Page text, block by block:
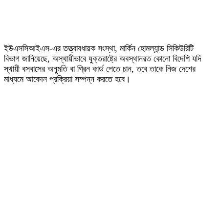
ইউএসসিআইএস-এর তত্ত্বাবধায়ক সংস্থা, মার্কিন হোমল্যান্ড সিকিউরিটি
বিভাগ জানিয়েছে, অস্থায়ীভাবে যুক্তরাষ্ট্রে অবস্থানরত কোনো বিদেশি যদি
স্থায়ী বসবাসের অনুমতি বা গ্রিন কার্ড পেতে চান, তবে তাকে নিজ দেশের
মাধ্যমে আবেদন প্রক্রিয়া সম্পন্ন করতে হবে।